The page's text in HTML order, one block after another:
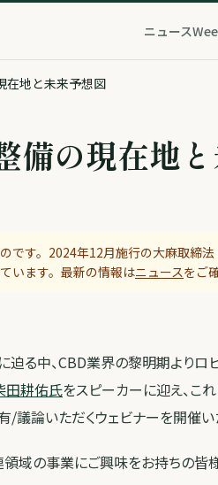
ニュース
在地と未来予想図
備の現在地
です。2024年12月施行の大麻取締
います。最新の情報はニュースをご
る中、CBD業界の黎明期よりロ
田耕佑氏をスピーカーに迎え、こ
議論いただくウェビナーを開催い
域の事業にご興味をお持ちの皆